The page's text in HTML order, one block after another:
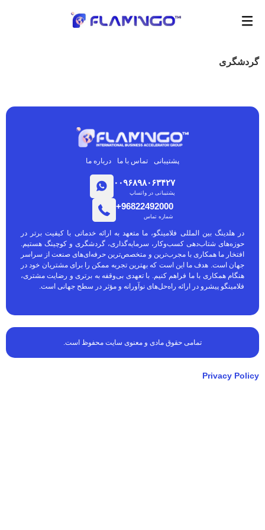
گردشگری
پشتیبانی تماس با ما درباره ما
۰۰۹۶۸۹۸۰۶۳۴۲۷
پشتیبانی در واتساپ
96822492000+
شماره تماس
در هلدینگ بین المللی فلامینگو، ما متعهد به ارائه خدماتی با کیفیت برتر در
حوزه‌های شتاب‌دهی کسب‌وکار، سرمایه‌گذاری، گردشگری و کوچینگ هستیم.
افتخار ما همکاری با مجرب‌ترین و متخصص‌ترین حرفه‌ای‌های صنعت از سراسر
جهان است. هدف ما این است که بهترین تجربه ممکن را برای مشتریان خود در
هنگام همکاری با ما فراهم کنیم. با تعهدی بی‌وقفه به برتری و رضایت مشتری،
فلامینگو پیشرو در ارائه راه‌حل‌های نوآورانه و مؤثر در سطح جهانی است.
تمامی حقوق مادی و معنوی سایت محفوظ است.
Privacy Policy